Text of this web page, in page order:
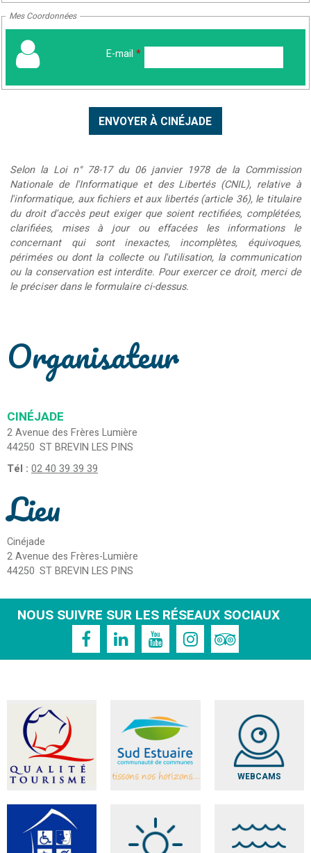
Mes Coordonnées
E-mail *
Selon la Loi n° 78-17 du 06 janvier 1978 de la Commission
Nationale de l'Informatique et des Libertés (CNIL), relative à
l'informatique, aux fichiers et aux libertés (article 36), le titulaire
du droit d'accès peut exiger que soient rectifiées, complétées,
clarifiées, mises à jour ou effacées les informations le
concernant qui sont inexactes, incomplètes, équivoques,
périmées ou dont la collecte ou l'utilisation, la communication
ou la conservation est interdite. Pour exercer ce droit, merci de
le préciser dans le formulaire ci-dessus.
Organisateur
CINÉJADE
2 Avenue des Frères Lumière
44250 ST BREVIN LES PINS
Tél : 02 40 39 39 39
Lieu
Cinéjade
2 Avenue des Frères-Lumière
44250 ST BREVIN LES PINS
NOUS SUIVRE SUR LES RÉSEAUX SOCIAUX
WEBCAMS